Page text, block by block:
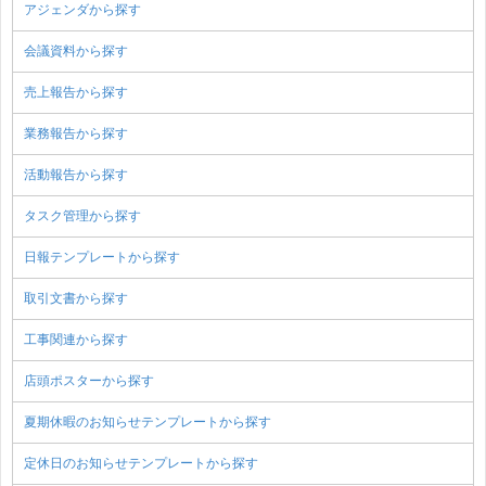
アジェンダから探す
会議資料から探す
売上報告から探す
業務報告から探す
活動報告から探す
タスク管理から探す
日報テンプレートから探す
取引文書から探す
工事関連から探す
店頭ポスターから探す
夏期休暇のお知らせテンプレートから探す
定休日のお知らせテンプレートから探す